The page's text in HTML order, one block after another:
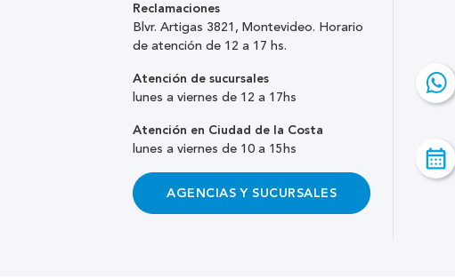
Reclamaciones
Blvr. Artigas 3821, Montevideo. Horario
de atención de 12 a 17 hs.
Atención de sucursales
lunes a viernes de 12 a 17hs
Atención en Ciudad de la Costa
lunes a viernes de 10 a 15hs
AGENCIAS Y SUCURSALES